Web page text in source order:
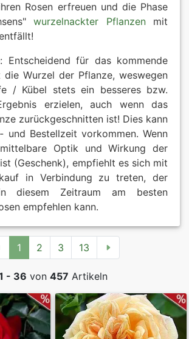
Rosen erfreuen und die Phase
wurzelnackter Pflanzenmit
Entscheidend für das kommende
die Wurzel der Pflanze, weswegen
/ Kübel stets ein besseres bzw.
erzielen, auch wenn das
zurückgeschnitten ist! Dies kann
und Bestellzeit vorkommen. Wenn
Optik und Wirkung der
(Geschenk), empfiehlt es sich mit
in Verbindung zu treten, der
diesem Zeitraum am besten
empfehlen kann.
1 2 3 13
- 36 von 457 Artikeln